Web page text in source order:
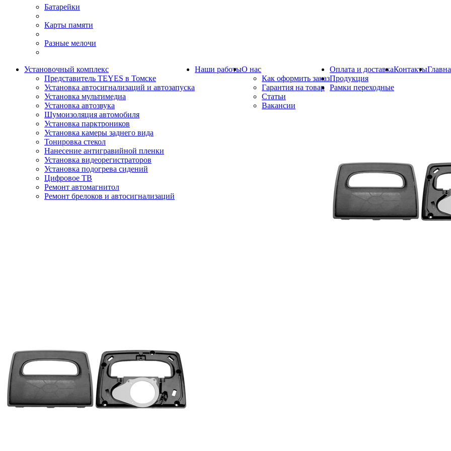
Батарейки
Карты памяти
Разные мелочи
Установочный комплекс
Представитель TEYES в Томске
Установка автосигнализаций и автозапуска
Установка мультимедиа
Установка автозвука
Шумоизоляция автомобиля
Установка парктроников
Установка камеры заднего вида
Тонировка стекол
Нанесение антигравийной пленки
Установка видеорегистраторов
Установка подогрева сидений
Цифровое ТВ
Ремонт автомагнитол
Ремонт брелоков и автосигнализаций
Наши работыО нас
Как оформить заказ
Гарантия на товар
Статьи
Вакансии
Оплата и доставкаКонтакты
Продукция
Рамки переходные